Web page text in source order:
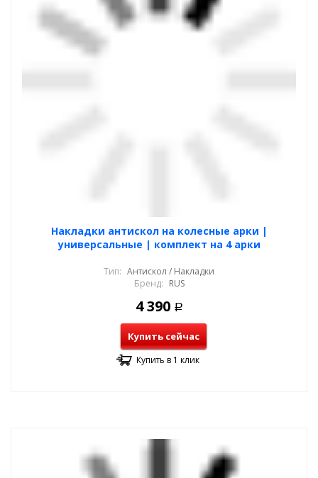
Накладки антискол на колесные арки |
универсальные | комплект на 4 арки
Тип: Антискол / Накладки
Бренд: RUS
4 390 Р
Купить сейчас
Купить в 1 клик